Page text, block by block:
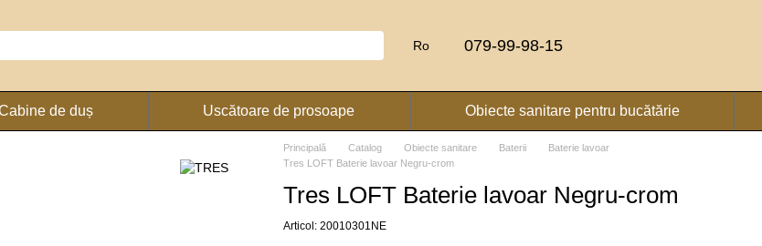
Ro 079-99-98-15
de duș Uscătoare de prosoape Obiecte sanitare pentru bucătărie
Principală Catalog Obiecte sanitare Baterii
Baterie lavoar
Tres LOFT Baterie lavoar Negru-crom
Tres LOFT Baterie lavoar Negru-crom
Articol: 20010301NE